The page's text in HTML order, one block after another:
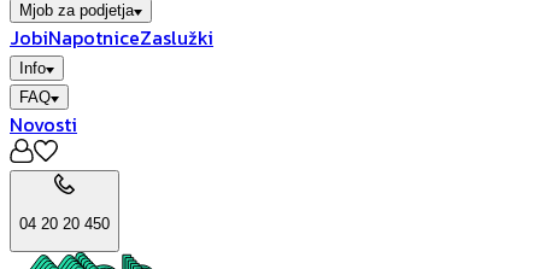
Mjob za podjetja
JobiNapotniceZaslužki
Info
FAQ
Novosti
04 20 20 450